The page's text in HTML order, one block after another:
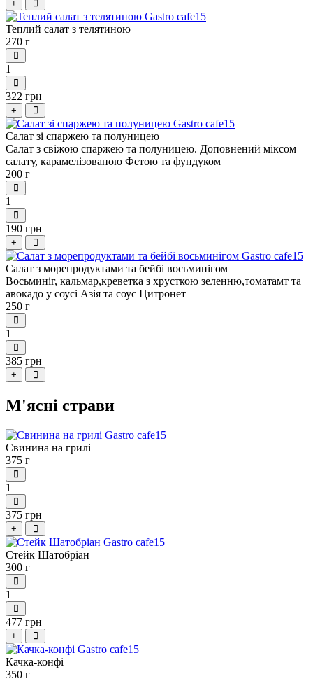
+
Теплий салат з телятиною
270 г
1
322 грн
+
Салат зі спаржею та полуницею
Салат з свіжою спаржею та полуницею. Доповнений міксом
салату, карамелізованою Фетою та фундуком
200 г
1
190 грн
+
Салат з морепродуктами та бейбі восьминігом
Восьминіг, кальмар,креветка з хрусткою зеленню,томатамт та
авокадо у соусі Азія та соус Цитронет
250 г
1
385 грн
+
М'ясні страви
Свинина на грилі
375 г
1
375 грн
+
Стейк Шатобріан
300 г
1
477 грн
+
Качка-конфі
350 г